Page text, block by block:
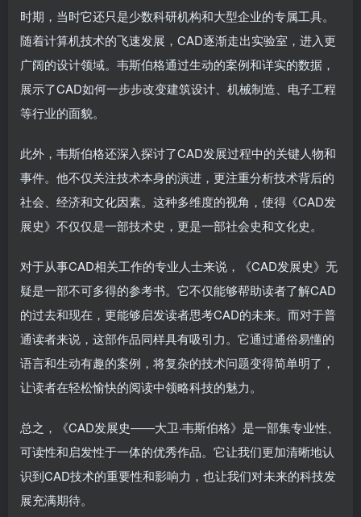
时期，当时它还只是少数科研机构和大型企业的专属工具。
随着计算机技术的飞速发展，CAD逐渐走出实验室，进入更
广阔的设计领域。韦斯伯格通过生动的案例和详实的数据，
展示了CAD如何一步步改变建筑设计、机械制造、电子工程
等行业的面貌。
此外，韦斯伯格还深入探讨了CAD发展过程中的关键人物和
事件。他不仅关注技术本身的演进，更注重分析技术背后的
社会、经济和文化因素。这种多维度的视角，使得《CAD发
展史》不仅仅是一部技术史，更是一部社会史和文化史。
对于从事CAD相关工作的专业人士来说，《CAD发展史》无
疑是一部不可多得的参考书。它不仅能够帮助读者了解CAD
的过去和现在，更能够启发读者思考CAD的未来。而对于普
通读者来说，这部作品同样具有吸引力。它通过通俗易懂的
语言和生动有趣的案例，将复杂的技术问题变得简单明了，
让读者在轻松愉快的阅读中领略科技的魅力。
总之，《CAD发展史——大卫·韦斯伯格》是一部集专业性、
可读性和启发性于一体的优秀作品。它让我们更加清晰地认
识到CAD技术的重要性和影响力，也让我们对未来的科技发
展充满期待。